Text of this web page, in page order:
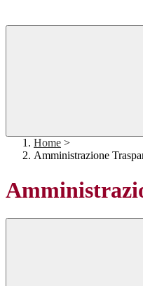
Home >
Amministrazione